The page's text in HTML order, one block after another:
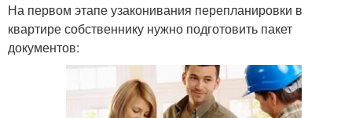
На первом этапе узаконивания перепланировки в
квартире собственнику нужно подготовить пакет
документов: